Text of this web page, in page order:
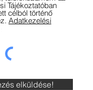
Tájékoztatóban
célból történő
Adatkezelési
elküldése!